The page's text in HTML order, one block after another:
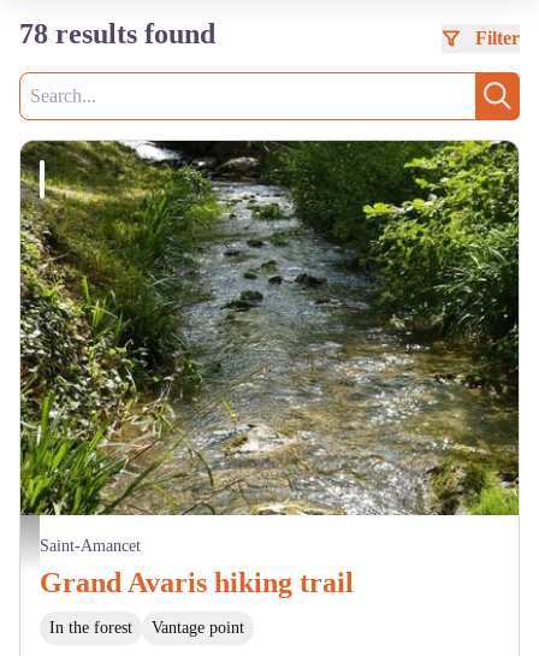
78 results found Filter
Search
ruisseau des Avaris - Mairie Saint-Amancet
Saint-Amancet
Grand Avaris hiking trail
In the forest Vantage point